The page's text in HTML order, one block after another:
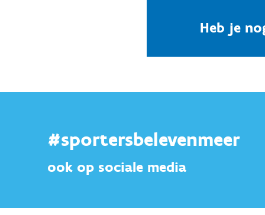
Heb je
#sportersbelevenmeer
ook op sociale media